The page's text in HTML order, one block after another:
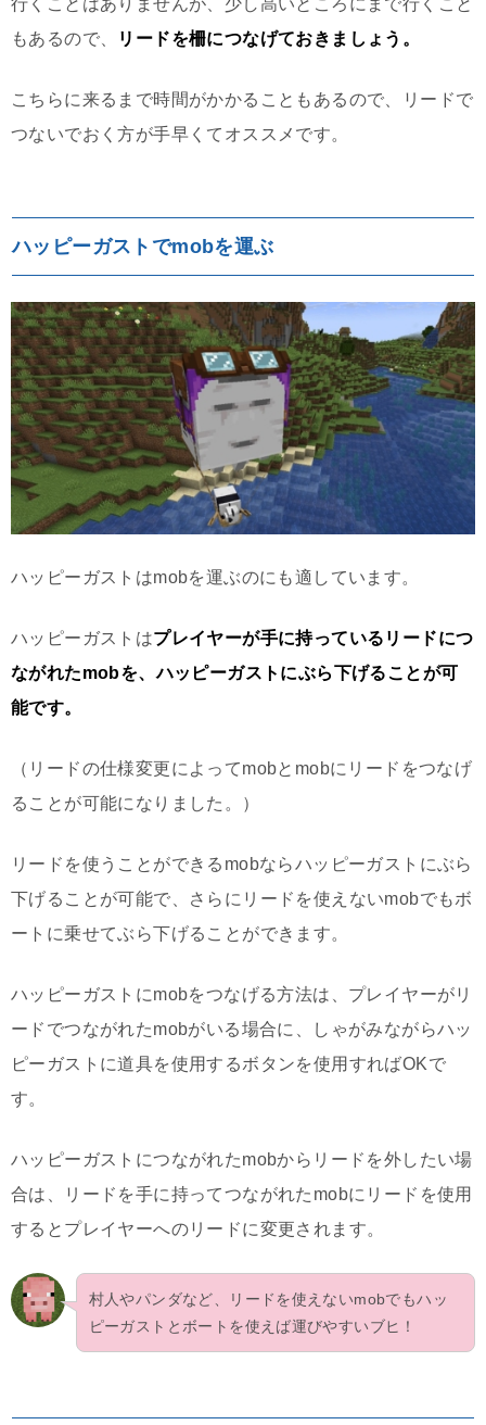
行くことはありませんが、少し高いところにまで行くこと
もあるので、
リードを柵につなげておきましょう。
こちらに来るまで時間がかかることもあるので、リードで
つないでおく方が手早くてオススメです。
ハッピーガストでmobを運ぶ
ハッピーガストはmobを運ぶのにも適しています。
ハッピーガストはプレイヤーが手に持っているリードにつ
ながれたmobを、ハッピーガストにぶら下げることが可
能です。
（リードの仕様変更によってmobとmobにリードをつなげ
ることが可能になりました。）
リードを使うことができるmobならハッピーガストにぶら
下げることが可能で、さらにリードを使えないmobでもボ
ートに乗せてぶら下げることができます。
ハッピーガストにmobをつなげる方法は、プレイヤーがリ
ードでつながれたmobがいる場合に、しゃがみながらハッ
ピーガストに道具を使用するボタンを使用すればOKで
す。
ハッピーガストにつながれたmobからリードを外したい場
合は、リードを手に持ってつながれたmobにリードを使用
するとプレイヤーへのリードに変更されます。
村人やパンダなど、リードを使えないmobでもハッ
ピーガストとボートを使えば運びやすいブヒ！